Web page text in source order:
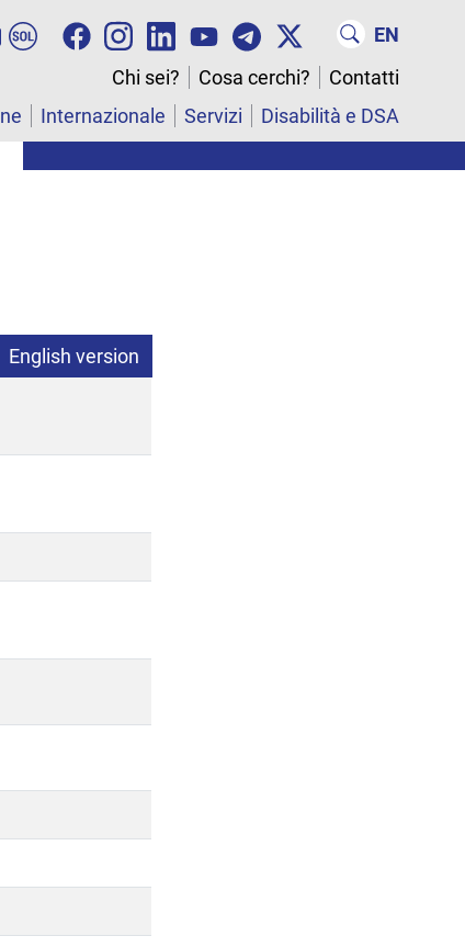
EN
Chi sei?
Cosa cerchi?
Contatti
Internazionale Servizi Disabilità e DSA
English version